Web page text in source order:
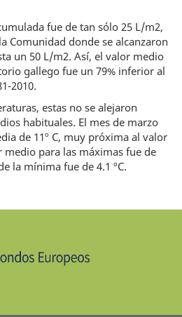
fue de tan sólo 25 L/m2,
Comunidad donde se alcanzaron
un 50 L/m2. Así, el valor medio
gallego fue un 79% inferior al
2010.
estas no se alejaron
habituales. El mes de marzo
de 11º C, muy próxima al valor
medio para las máximas fue de
la mínima fue de 4.1 ºC.